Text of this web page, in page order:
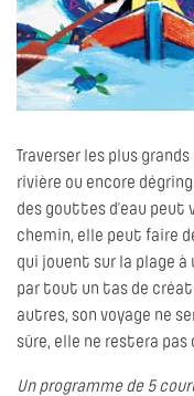
Traverser les plus
rivière ou encore
des gouttes d’eau peut
chemin, elle peut faire
qui jouent sur la plage
par tout un tas de
autres, son voyage ne
sûre, elle ne restera pas
Un programme de 5